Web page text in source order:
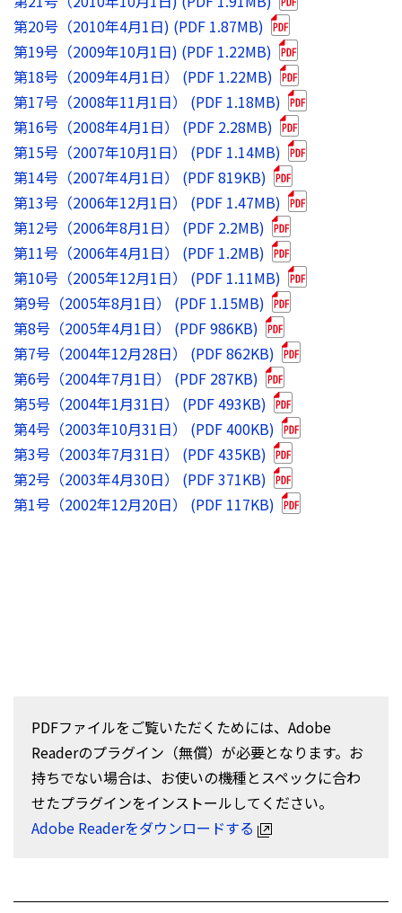
第20号（2010年4月1日) (PDF 1.87MB)
第19号（2009年10月1日) (PDF 1.22MB)
第18号（2009年4月1日） (PDF 1.22MB)
第17号（2008年11月1日） (PDF 1.18MB)
第16号（2008年4月1日） (PDF 2.28MB)
第15号（2007年10月1日） (PDF 1.14MB)
第14号（2007年4月1日） (PDF 819KB)
第13号（2006年12月1日） (PDF 1.47MB)
第12号（2006年8月1日） (PDF 2.2MB)
第11号（2006年4月1日） (PDF 1.2MB)
第10号（2005年12月1日） (PDF 1.11MB)
第9号（2005年8月1日） (PDF 1.15MB)
第8号（2005年4月1日） (PDF 986KB)
第7号（2004年12月28日） (PDF 862KB)
第6号（2004年7月1日） (PDF 287KB)
第5号（2004年1月31日） (PDF 493KB)
第4号（2003年10月31日） (PDF 400KB)
第3号（2003年7月31日） (PDF 435KB)
第2号（2003年4月30日） (PDF 371KB)
第1号（2002年12月20日） (PDF 117KB)
PDFファイルをご覧いただくためには、Adobe
Readerのプラグイン（無償）が必要となります。お
持ちでない場合は、お使いの機種とスペックに合わ
せたプラグインをインストールしてください。
Adobe Readerをダウンロードする